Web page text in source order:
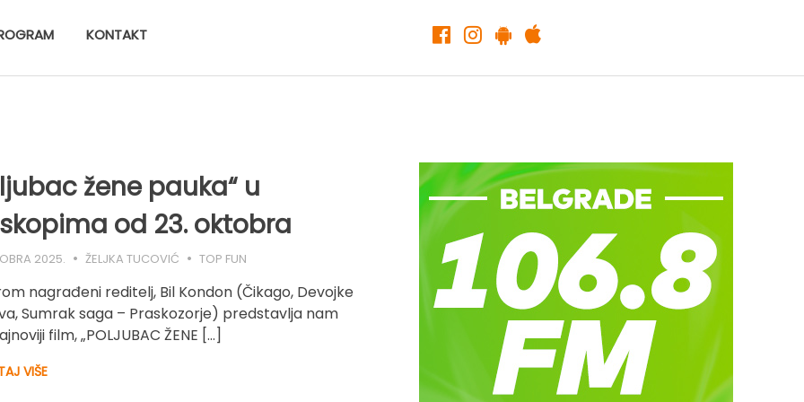
KONTAKT
žene pauka“ u
od 23. oktobra
2025. ŽELJKA TUCOVIĆ TOP FUN
nagrađeni reditelj, Bil Kondon (Čikago, Devojke
Sumrak saga – Praskozorje) predstavlja nam
film, „POLJUBAC ŽENE […]
VIŠE